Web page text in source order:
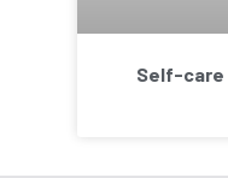
Self-care